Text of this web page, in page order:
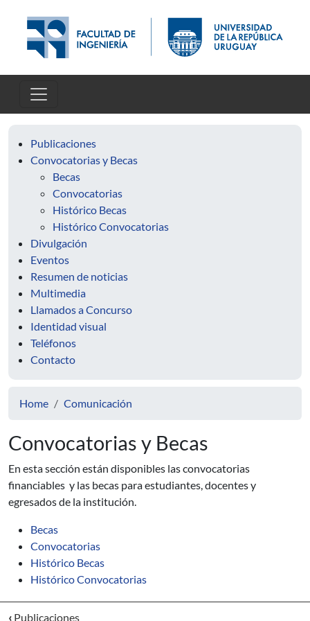
Publicaciones
Convocatorias y Becas
Becas
Convocatorias
Histórico Becas
Histórico Convocatorias
Divulgación
Eventos
Resumen de noticias
Multimedia
Llamados a Concurso
Identidad visual
Teléfonos
Contacto
Home Comunicación
Convocatorias y Becas
En esta sección están disponibles las convocatorias
financiables y las becas para estudiantes, docentes y
egresados de la institución.
Becas
Convocatorias
Histórico Becas
Histórico Convocatorias
‹ Publicaciones